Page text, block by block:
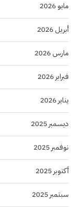
مايو 2026
أبريل 2026
مارس 2026
فبراير 2026
يناير 2026
ديسمبر 2025
نوفمبر 2025
أكتوبر 2025
سبتمبر 2025